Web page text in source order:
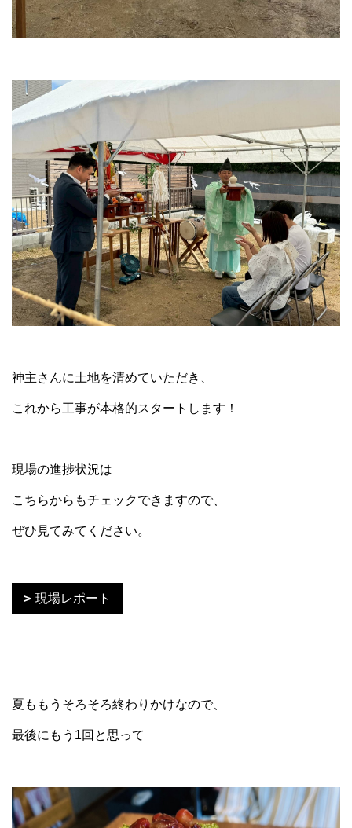
神主さんに土地を清めていただき、
これから工事が本格的スタートします！
現場の進捗状況は
こちらからもチェックできますので、
ぜひ見てみてください。
現場レポート
夏ももうそろそろ終わりかけなので、
最後にもう1回と思って